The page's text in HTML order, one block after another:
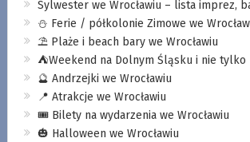
Sylwester we Wrocławiu – lista imprez,
⛄️ Ferie / półkolonie Zimowe we
⛱️ Plaże i beach bary we Wrocławiu
⛺️Weekend na Dolnym Śląsku i nie tylko
🔮 Andrzejki we Wrocławiu
📍 Atrakcje we Wrocławiu
🎟️ Bilety na wydarzenia we Wrocławiu
🎃 Halloween we Wrocławiu